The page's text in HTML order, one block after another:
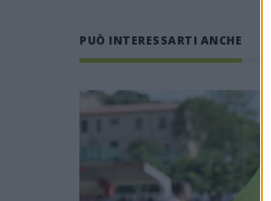
PUÒ INTERESSARTI ANCHE